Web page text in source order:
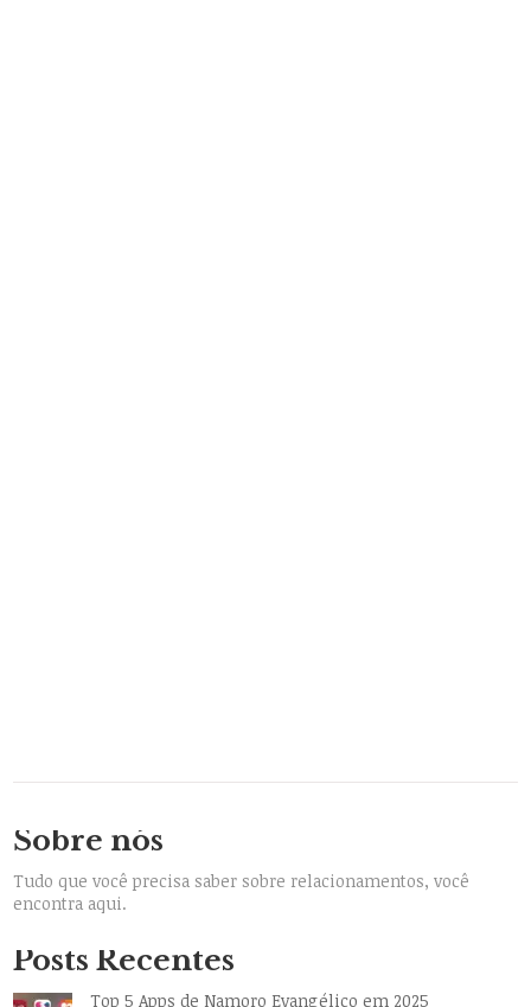
Sobre nós
Tudo que você precisa saber sobre relacionamentos, você
encontra aqui.
Posts Recentes
Top 5 Apps de Namoro Evangélico em 2025